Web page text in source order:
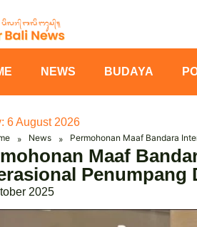
NEWS BUDAYA
6 August 2026
» News » Permohonan Maaf Bandara
Maaf
Penumpang
2025